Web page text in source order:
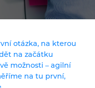
otázka, na kterou
na začátku
možnosti – agilní
na tu první,